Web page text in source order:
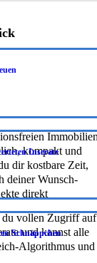
kompakt und
dir kostbare Zeit,
deiner Wunsch-
direkt
Inserate
du vollen Zugriff auf
und kannst alle
Algorithmus und
Schnäppchen